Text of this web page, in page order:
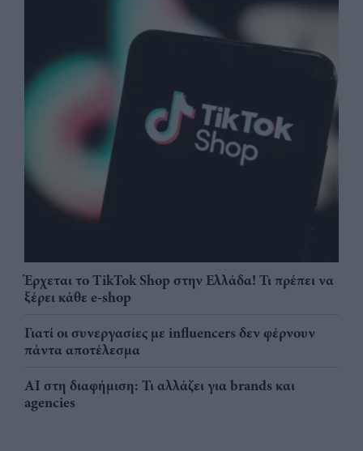
Έρχεται το TikTok Shop στην Ελλάδα! Τι πρέπει να
ξέρει κάθε e-shop
Γιατί οι συνεργασίες με influencers δεν φέρνουν
πάντα αποτέλεσμα
AI στη διαφήμιση: Τι αλλάζει για brands και
agencies